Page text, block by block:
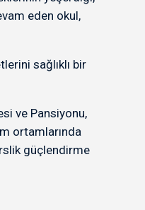
eden okul,
sağlıklı bir
ve Pansiyonu,
ortamlarında
güçlendirme